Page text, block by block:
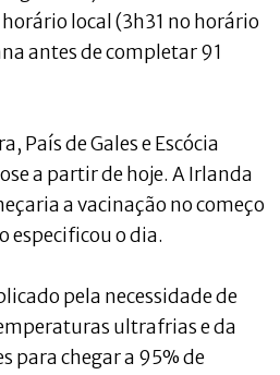
local (3h31 no horário
antes de completar 91
País de Gales e Escócia
a partir de hoje. A Irlanda
a vacinação no começo
especificou o dia.
pela necessidade de
ultrafrias e da
para chegar a 95% de